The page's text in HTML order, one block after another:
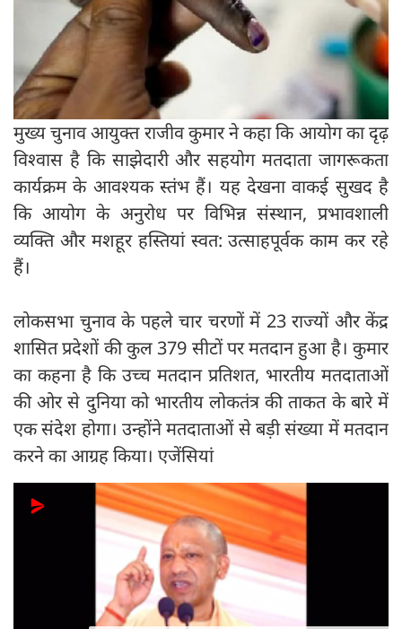
मुख्य चुनाव आयुक्त राजीव कुमार ने कहा कि आयोग का दृढ़
विश्वास है कि साझेदारी और सहयोग मतदाता जागरूकता
कार्यक्रम के आवश्यक स्तंभ हैं। यह देखना वाकई सुखद है
कि आयोग के अनुरोध पर विभिन्न संस्थान, प्रभावशाली
व्यक्ति और मशहूर हस्तियां स्वत: उत्साहपूर्वक काम कर रहे
हैं।
लोकसभा चुनाव के पहले चार चरणों में 23 राज्यों और केंद्र
शासित प्रदेशों की कुल 379 सीटों पर मतदान हुआ है। कुमार
का कहना ​​है कि उच्च मतदान प्रतिशत, भारतीय मतदाताओं
की ओर से दुनिया को भारतीय लोकतंत्र की ताकत के बारे में
एक संदेश होगा। उन्होंने मतदाताओं से बड़ी संख्या में मतदान
करने का आग्रह किया। एजेंसियां